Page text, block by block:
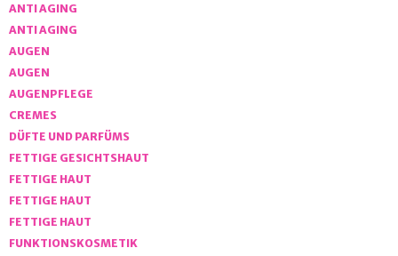
ANTI AGING
ANTI AGING
AUGEN
AUGEN
AUGENPFLEGE
CREMES
DÜFTE UND PARFÜMS
FETTIGE GESICHTSHAUT
FETTIGE HAUT
FETTIGE HAUT
FETTIGE HAUT
FUNKTIONSKOSMETIK